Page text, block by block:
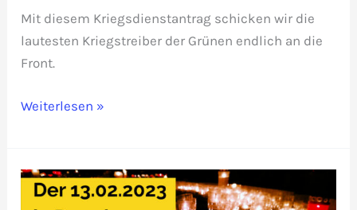
Mit diesem Kriegsdienstantrag schicken wir die
lautesten Kriegstreiber der Grünen endlich an die
Front.
Kriegsdienstantrag:
die
Front
Weiterlesen »